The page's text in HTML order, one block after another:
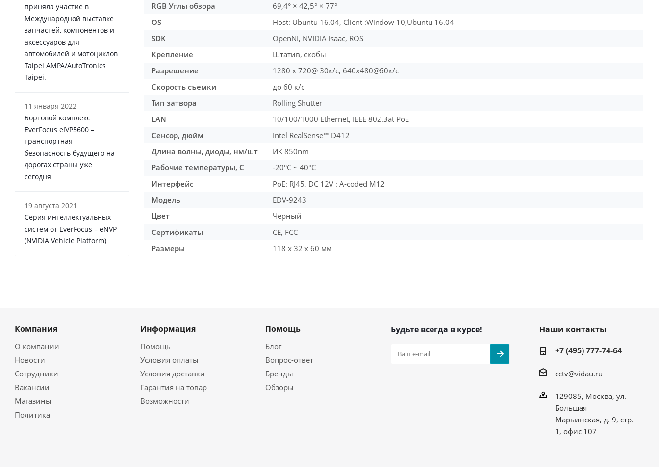
RGB Углы обзора
69,4° × 42,5° × 77°
OS
Host: Ubuntu 16.04, Client :Window 10,Ubuntu 16.04
SDK
OpenNI, NVIDIA Isaac, ROS
Крепление
Штатив, скобы
Разрешение
1280 x 720@ 30к/c, 640x480@60к/с
Скорость съемки
до 60 к/с
Тип затвора
Rolling Shutter
LAN
10/100/1000 Ethernet, IEEE 802.3at PoE
Сенсор, дюйм
Intel RealSense™ D412
Длина волны, диоды, нм/шт
ИК 850nm
Рабочие температуры, С
-20°C ~ 40°C
Интерфейс
PoE: RJ45, DC 12V : A-coded M12
Модель
EDV-9243
Цвет
Черный
Сертификаты
CE, FCC
Размеры
118 x 32 x 60 мм
приняла участие в
Международной выставке
запчастей, компонентов и
аксессуаров для
автомобилей и мотоциклов
Taipei AMPA/AutoTronics
Taipei.
11 января 2022
Бортовой комплекс
EverFocus eIVP5600 –
транспортная
безопасность будущего на
дорогах страны уже
сегодня
19 августа 2021
Серия интеллектуальных
систем от EverFocus – eNVP
(NVIDIA Vehicle Platform)
Компания
О компании
Новости
Сотрудники
Вакансии
Магазины
Политика
Информация
Помощь
Условия оплаты
Условия доставки
Гарантия на товар
Возможности
Помощь
Блог
Вопрос-ответ
Бренды
Обзоры
Будьте всегда в курсе!
Наши контакты
+7 (495) 777-74-64
cctv@vidau.ru
129085, Москва, ул.
Большая
Марьинская, д. 9, стр.
1, офис 107